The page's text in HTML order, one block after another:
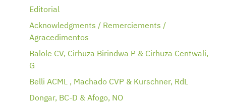
Editorial
Acknowledgments / Remerciements /
Agracedimentos
Balole CV, Cirhuza Birindwa P & Cirhuza Centwali,
G
Belli ACML , Machado CVP & Kurschner, RdL
Dongar, BC-D & Afogo, NO